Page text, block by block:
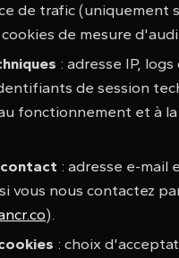
de trafic (uniquement
de mesure
: adresse IP, logs
de session
fonctionnement et à
contact : adresse e-mail
vous nous contactez
).
: choix